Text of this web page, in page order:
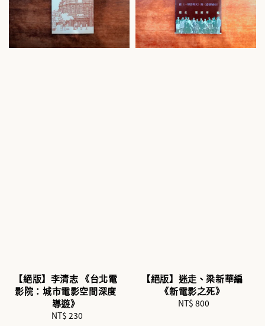
【絕版】李清志 《台北電
影院：城市電影空間深度
導遊》
Regular
NT$ 230
【絕版】迷走、梁新華編
《新電影之死》
Regular
NT$ 800